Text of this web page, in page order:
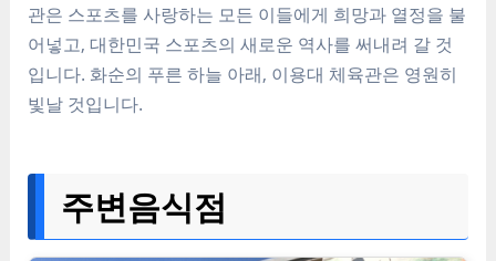
관은 스포츠를 사랑하는 모든 이들에게 희망과 열정을 불
어넣고, 대한민국 스포츠의 새로운 역사를 써내려 갈 것
입니다. 화순의 푸른 하늘 아래, 이용대 체육관은 영원히
빛날 것입니다.
주변음식점